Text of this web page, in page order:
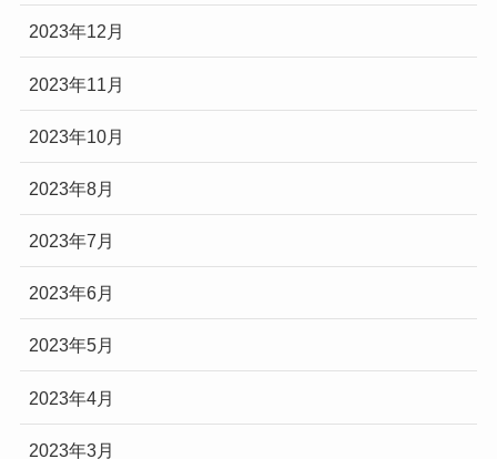
2023年12月
2023年11月
2023年10月
2023年8月
2023年7月
2023年6月
2023年5月
2023年4月
2023年3月